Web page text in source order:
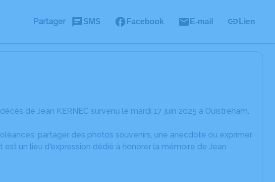
Partager SMS Facebook E-mail Lien
de Jean KERNEC survenu le mardi 17 juin 2025 à Ouistreham.
partager des photos souvenirs, une anecdote ou exprimer
un lieu d'expression dédié à honorer la mémoire de Jean